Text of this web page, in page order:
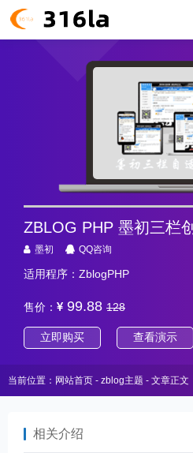
ZBLOG PHP 墨初三栏
墨初 QQ咨询
适用程序：ZblogPHP
售价： 99.88 128
立即购买 查看演示
当前位置： 网站首页 - zblog主题 - 文章正文
相关介绍